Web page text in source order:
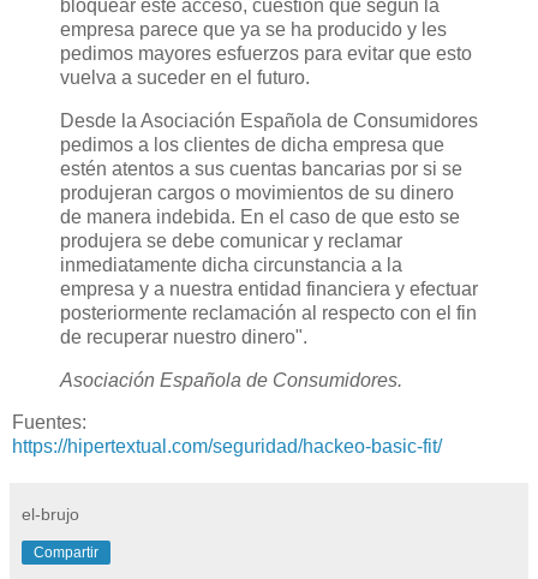
bloquear este acceso, cuestión que según la
empresa parece que ya se ha producido y les
pedimos mayores esfuerzos para evitar que esto
vuelva a suceder en el futuro.
Desde la Asociación Española de Consumidores
pedimos a los clientes de dicha empresa que
estén atentos a sus cuentas bancarias por si se
produjeran cargos o movimientos de su dinero
de manera indebida. En el caso de que esto se
produjera se debe comunicar y reclamar
inmediatamente dicha circunstancia a la
empresa y a nuestra entidad financiera y efectuar
posteriormente reclamación al respecto con el fin
de recuperar nuestro dinero".
Asociación Española de Consumidores.
Fuentes:
https://hipertextual.com/seguridad/hackeo-basic-fit/
el-brujo
Compartir